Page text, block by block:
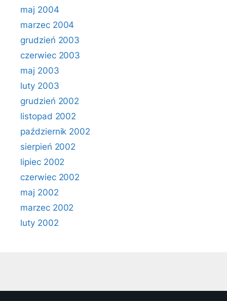
maj 2004
marzec 2004
grudzień 2003
czerwiec 2003
maj 2003
luty 2003
grudzień 2002
listopad 2002
październik 2002
sierpień 2002
lipiec 2002
czerwiec 2002
maj 2002
marzec 2002
luty 2002